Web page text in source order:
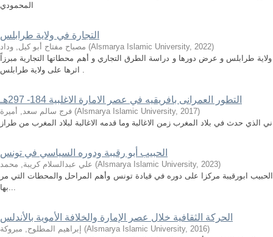
المحمودي
التجارة في ولاية طرابلس
مصباح مفتاح أبو كيل, وداد (Alsmarya Islamic University, 2022)
طرابلس و عرض دورها و دراسة الطرق التجاري و أهم محطاتها التجارية مبرزاً
اثرها على ولاية طرابلس .
التطور العمرانى بافريقيه في عصر الامارة الاغلبية 184- 297هـ
فرج سالم سعد, أميرة (Alsmarya Islamic University, 2017)
الذي حدث في بلاد المغرب زمن الاغالبة وما قدمه الاغالبة لبلاد المغرب من طراز
الحبيب أبو رقيبة ودوره السياسي في تونس
علي عبدالسلام كريبة, محمد (Alsmarya Islamic University, 2023)
الحبيب ابورقيبة مركزا على دوره في قيادة تونس وأهم المراحل والمحطات التي مر
بها...
الحركة الثقافية خلال عصر الإمارة والخلافة الأموية بالأندلس
إبراهيم المطلوح, مبروكة (Alsmarya Islamic University, 2016)